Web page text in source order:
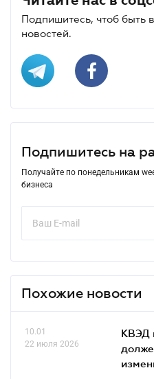
Подпишитесь, чтоб быть
новостей.
Подпишитесь на
Получайте по понедельникам
бизнеса
Похожие новости
10.01
22 июля 2026
КВЭД